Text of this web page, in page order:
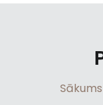
Sākums